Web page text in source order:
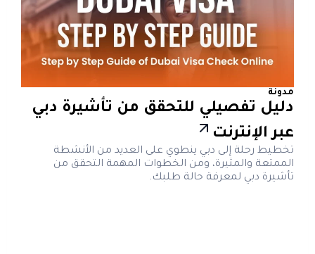
مدونة
دليل تفصيلي للتحقق من تأشيرة دبي
عبر الإنترنت
تخطيط رحلة إلى دبي ينطوي على العديد من الأنشطة
الممتعة والمثيرة، ومن الخطوات المهمة التحقق من
تأشيرة دبي لمعرفة حالة طلبك.